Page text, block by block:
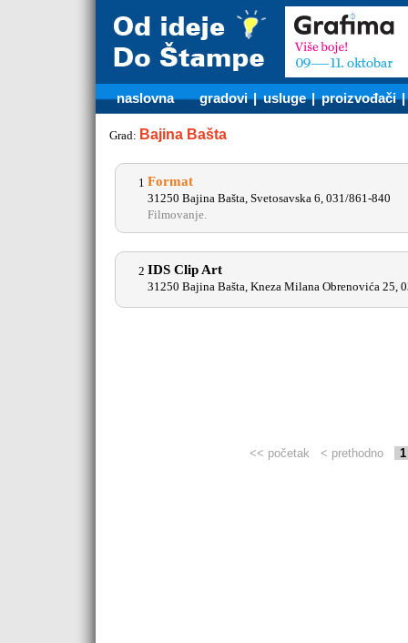
naslovna gradovi |usluge |proizvođači |
Grad: Bajina Bašta
1 Format
31250 Bajina Bašta, Svetosavska 6, 031/861-840
Filmovanje.
2 IDS Clip Art
31250 Bajina Bašta, Kneza Milana Obrenovića 25,
<< početak < prethodno 1